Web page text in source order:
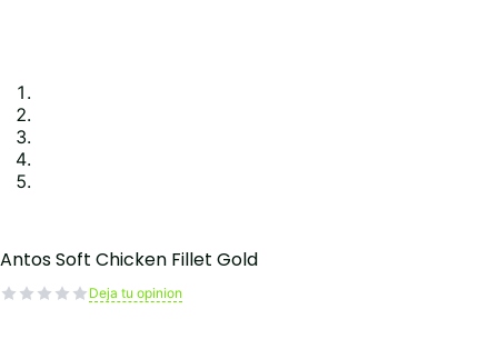
Antos Soft Chicken Fillet Gold
Deja tu opinion